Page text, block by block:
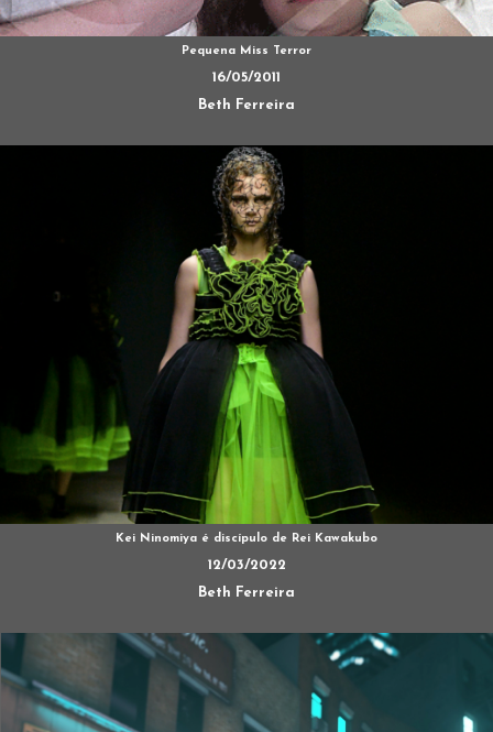
Pequena Miss Terror
16/05/2011
Beth Ferreira
Kei Ninomiya é discípulo de Rei Kawakubo
12/03/2022
Beth Ferreira